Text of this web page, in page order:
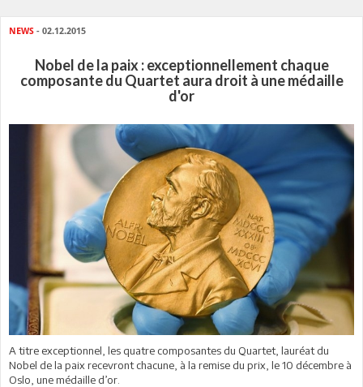
NEWS - 02.12.2015
Nobel de la paix : exceptionnellement chaque
composante du Quartet aura droit à une médaille
d'or
A titre exceptionnel, les quatre composantes du Quartet, lauréat du
Nobel de la paix recevront chacune, à la remise du prix, le 10 décembre à
Oslo, une médaille d’or.